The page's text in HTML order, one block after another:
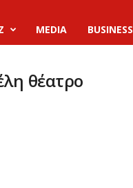
MEDIA BUSINESS
θέατρο